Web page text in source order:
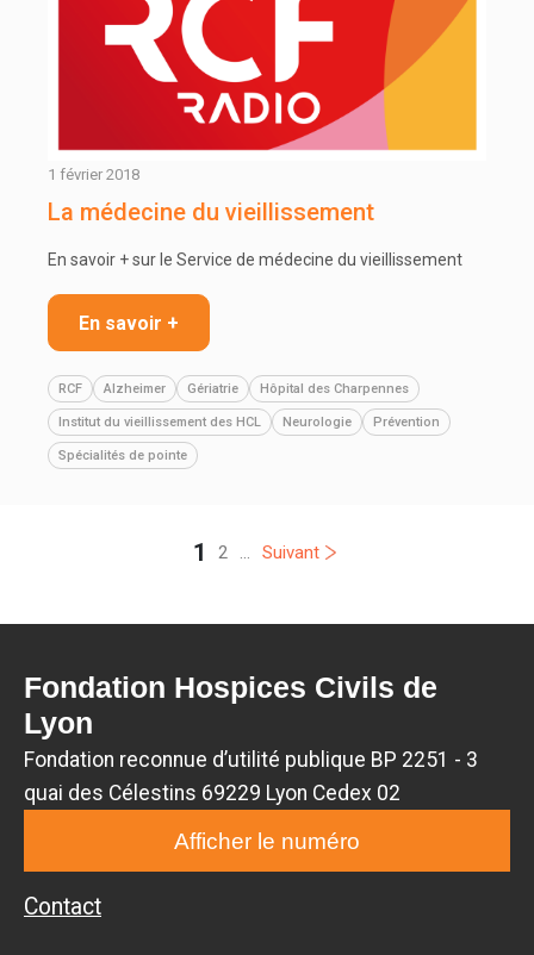
1 février 2018
La médecine du vieillissement
En savoir + sur le Service de médecine du vieillissement
En savoir +
RCF Alzheimer Gériatrie Hôpital des Charpennes
Institut du vieillissement des HCL Neurologie Prévention
Spécialités de pointe
1 2 Suivant
Fondation Hospices Civils de
Lyon
Fondation reconnue d’utilité publique BP 2251 - 3
quai des Célestins 69229 Lyon Cedex 02
Afficher le numéro
Contact